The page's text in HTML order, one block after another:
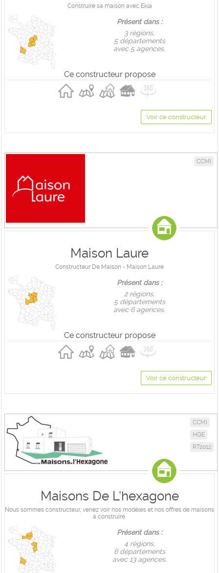
Construire sa maison avec Ekla
Présent dans :
3 règions,
5 départements
avec 5 agences.
Ce constructeur propose
Voir ce constructeur
CCMI
Maison Laure
Constructeur De Maison - Maison Laure
Présent dans :
2 règions,
5 départements
avec 6 agences.
Ce constructeur propose
Voir ce constructeur
CCMI
HQE
RT2012
Maisons De L'hexagone
Nous sommes constructeur, venez voir nos modèles et nos offres de maisons
à construire.
Présent dans :
4 règions,
6 départements
avec 13 agences.